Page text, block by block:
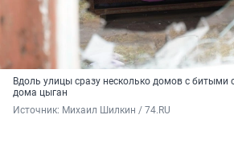
Вдоль улицы сразу несколько домов с битыми
дома цыган
Источник: Михаил Шилкин / 74.RU